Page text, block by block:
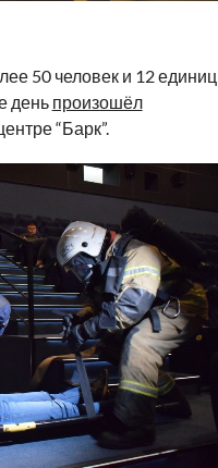
50 человек и 12 единиц
день произошёл
“Барк”.